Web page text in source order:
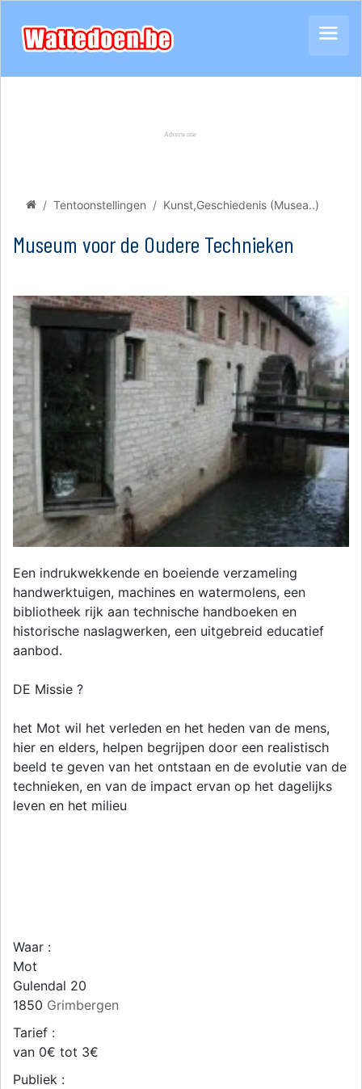
Tentoonstellingen Kunst,Geschiedenis (Musea..)
Museum voor de Oudere Technieken
Een indrukwekkende en boeiende verzameling
handwerktuigen, machines en watermolens, een
bibliotheek rijk aan technische handboeken en
historische naslagwerken, een uitgebreid educatief
aanbod.
DE Missie ?
het Mot wil het verleden en het heden van de mens,
hier en elders, helpen begrijpen door een realistisch
beeld te geven van het ontstaan en de evolutie van de
technieken, en van de impact ervan op het dagelijks
leven en het milieu
Waar :
Mot
Gulendal 20
1850 Grimbergen
Tarief :
van 0€ tot 3€
Publiek :